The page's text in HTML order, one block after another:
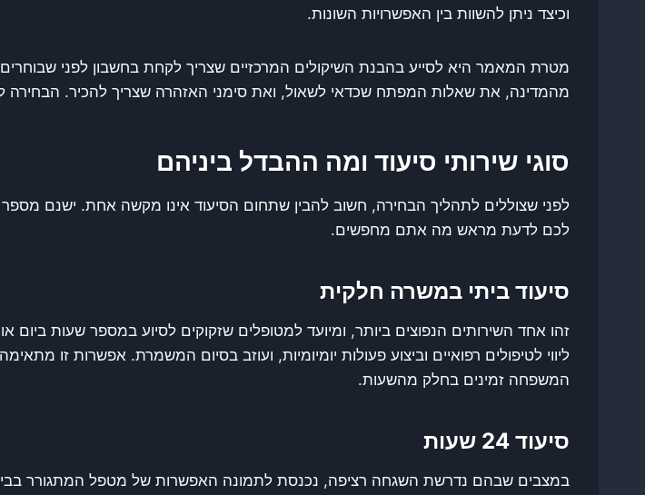
וכיצד ניתן להשוות בין האפשרויות השונות.
מטרת המאמר היא לסייע בהבנת השיקולים המרכזיים שצריך לקחת בחשבון לפני
מהמדינה, את שאלות המפתח שכדאי לשאול, ואת סימני האזהרה שצריך להכיר. הבחירה
סוגי שירותי סיעוד ומה ההבדל ביניהם
לפני שצוללים לתהליך הבחירה, חשוב להבין שתחום הסיעוד אינו מקשה אחת. ישנם
לכם לדעת מראש מה אתם מחפשים.
סיעוד ביתי במשרה חלקית
זהו אחד השירותים הנפוצים ביותר, ומיועד למטופלים שזקוקים לסיוע במספר שעות
ליווי לטיפולים רפואיים וביצוע פעולות יומיומיות, ועוזב בסיום המשמרת. אפשרות זו
המשפחה זמינים בחלק מהשעות.
סיעוד 24 שעות
במצבים שבהם נדרשת השגחה רציפה, נכנסת לתמונה האפשרות של מטפל המתגורר